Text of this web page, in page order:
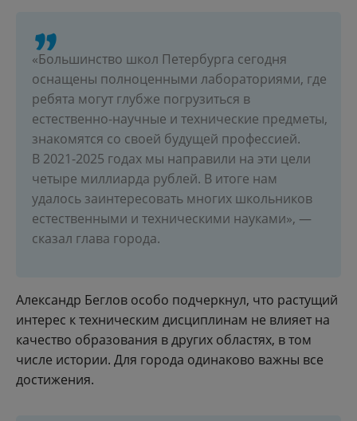
«Большинство школ Петербурга сегодня
оснащены полноценными лабораториями, где
ребята могут глубже погрузиться в
естественно-научные и технические предметы,
знакомятся со своей будущей профессией.
В 2021-2025 годах мы направили на эти цели
четыре миллиарда рублей. В итоге нам
удалось заинтересовать многих школьников
естественными и техническими науками», —
сказал глава города.
Александр Беглов особо подчеркнул, что растущий
интерес к техническим дисциплинам не влияет на
качество образования в других областях, в том
числе истории. Для города одинаково важны все
достижения.